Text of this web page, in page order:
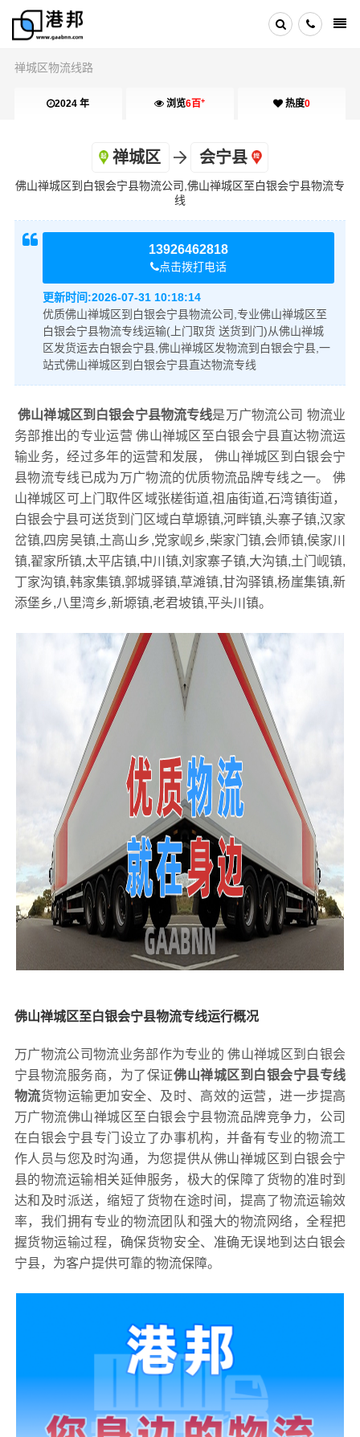
禅城区物流线路
2024 年 浏览6百+ 热度0
禅城区 会宁县
佛山禅城区到白银会宁县物流公司,佛山禅城区至白银会宁县物流专
线
13926462818
点击拨打电话
更新时间:2026-07-31 10:18:14
优质佛山禅城区到白银会宁县物流公司,专业佛山禅城区至
白银会宁县物流专线运输(上门取货 送货到门)从佛山禅城
区发货运去白银会宁县,佛山禅城区发物流到白银会宁县,一
站式佛山禅城区到白银会宁县直达物流专线
佛山禅城区到白银会宁县物流专线是万广物流公司 物流业
务部推出的专业运营 佛山禅城区至白银会宁县直达物流运
输业务，经过多年的运营和发展， 佛山禅城区到白银会宁
县物流专线已成为万广物流的优质物流品牌专线之一。 佛
山禅城区可上门取件区域张槎街道,祖庙街道,石湾镇街道，
白银会宁县可送货到门区域白草塬镇,河畔镇,头寨子镇,汉家
岔镇,四房吴镇,土高山乡,党家岘乡,柴家门镇,会师镇,侯家川
镇,翟家所镇,太平店镇,中川镇,刘家寨子镇,大沟镇,土门岘镇,
丁家沟镇,韩家集镇,郭城驿镇,草滩镇,甘沟驿镇,杨崖集镇,新
添堡乡,八里湾乡,新塬镇,老君坡镇,平头川镇。
佛山禅城区至白银会宁县物流专线运行概况
万广物流公司物流业务部作为专业的 佛山禅城区到白银会
宁县物流服务商，为了保证佛山禅城区到白银会宁县专线
物流货物运输更加安全、及时、高效的运营，进一步提高
万广物流佛山禅城区至白银会宁县物流品牌竞争力，公司
在白银会宁县专门设立了办事机构，并备有专业的物流工
作人员与您及时沟通，为您提供从佛山禅城区到白银会宁
县的物流运输相关延伸服务，极大的保障了货物的准时到
达和及时派送，缩短了货物在途时间，提高了物流运输效
率，我们拥有专业的物流团队和强大的物流网络，全程把
握货物运输过程，确保货物安全、准确无误地到达白银会
宁县，为客户提供可靠的物流保障。